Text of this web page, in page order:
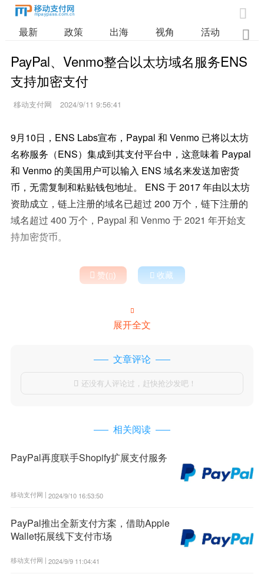

最新 政策 出海 视角 活动 业

PayPal、Venmo整合以太坊域名服务ENS
支持加密支付
移动支付网 2024/9/11 9:56:41
9月10日，ENS Labs宣布，Paypal 和 Venmo 已将以太坊
名称服务（ENS）集成到其支付平台中，这意味着 Paypal
和 Venmo 的美国用户可以输入 ENS 域名来发送加密货
币，无需复制和粘贴钱包地址。 ENS 于 2017 年由以太坊
资助成立，链上注册的域名已超过 200 万个，链下注册的
域名超过 400 万个，Paypal 和 Venmo 于 2021 年开始支
持加密货币。
 赞()  收藏

展开全文
文章评论
 还没有人评论过，赶快抢沙发吧！
相关阅读
PayPal再度联手Shopify扩展支付服务
移动支付网 | 2024/9/10 16:53:50
PayPal推出全新支付方案，借助Apple
Wallet拓展线下支付市场
移动支付网 | 2024/9/9 11:04:41